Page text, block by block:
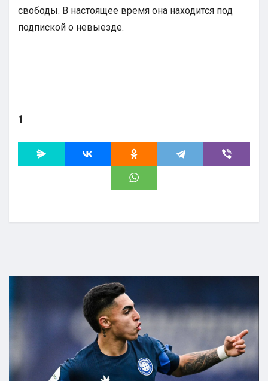
свободы. В настоящее время она находится под
подпиской о невыезде.
1